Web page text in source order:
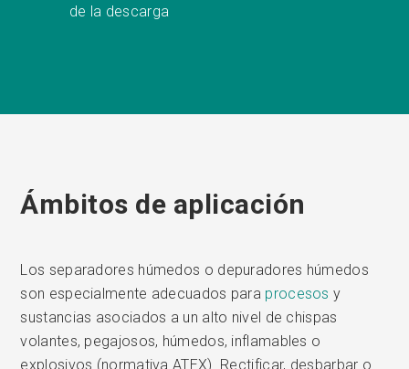
de la descarga
Ámbitos de aplicación
Los separadores húmedos o depuradores húmedos
son especialmente adecuados para procesos y
sustancias asociados a un alto nivel de chispas
volantes, pegajosos, húmedos, inflamables o
explosivos (normativa ATEX). Rectificar, desbarbar o